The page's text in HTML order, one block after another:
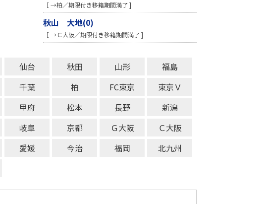
［ →柏／期限付き移籍期間満了 ]
秋山 大地(0)
［ →Ｃ大阪／期限付き移籍期間満了 ]
仙台 秋田 山形
福島
千葉 柏 FC東京
東京Ｖ
甲府 松本 長野
新潟
岐阜 京都 Ｇ大阪
Ｃ大阪
愛媛 今治 福岡
北九州